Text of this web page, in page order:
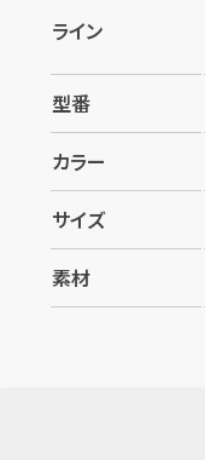
ライン
型番
カラー
サイズ
素材